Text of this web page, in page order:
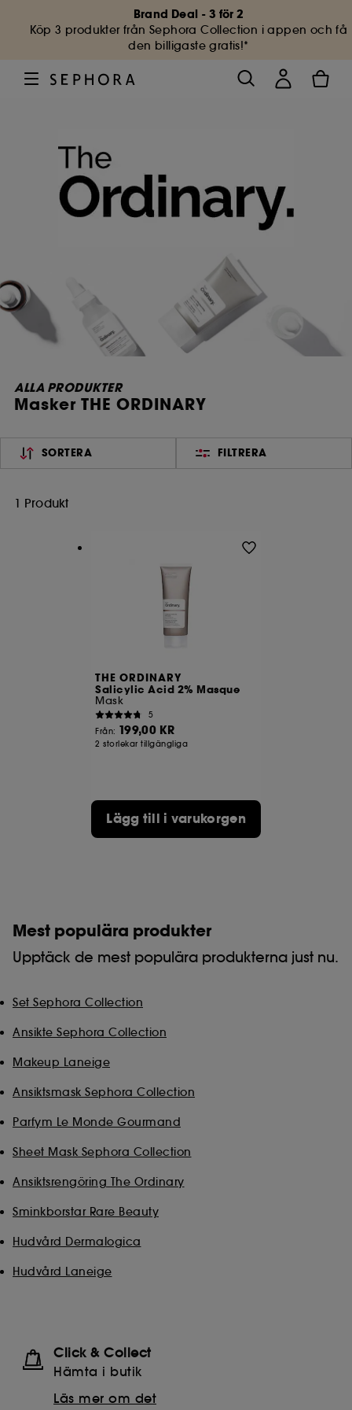
Brand Deal - 3 för 2
Köp 3 produkter från Sephora Collection i appen och få
den billigaste gratis!*
ALLA PRODUKTER
Masker THE ORDINARY
SORTERA FILTRERA
1 Produkt
THE ORDINARY
Salicylic Acid 2% Masque
Mask
5
Från: 199,00 KR
2 storlekar tillgängliga
Lägg till i varukorgen
Mest populära produkter
Upptäck de mest populära produkterna just nu.
Set Sephora Collection
Ansikte Sephora Collection
Makeup Laneige
Ansiktsmask Sephora Collection
Parfym Le Monde Gourmand
Sheet Mask Sephora Collection
Ansiktsrengöring The Ordinary
Sminkborstar Rare Beauty
Hudvård Dermalogica
Hudvård Laneige
Click & Collect
Hämta i butik​
Läs mer om det